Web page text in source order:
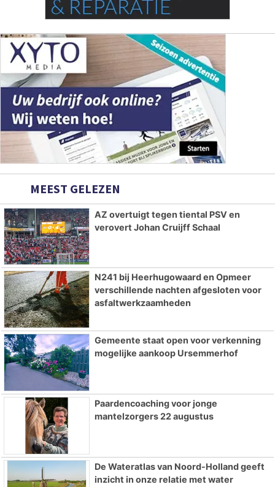
MEEST GELEZEN
AZ overtuigt tegen tiental PSV en
verovert Johan Cruijff Schaal
N241 bij Heerhugowaard en Opmeer
verschillende nachten afgesloten voor
asfaltwerkzaamheden
Gemeente staat open voor verkenning
mogelijke aankoop Ursemmerhof
Paardencoaching voor jonge
mantelzorgers 22 augustus
De Wateratlas van Noord-Holland geeft
inzicht in onze relatie met water